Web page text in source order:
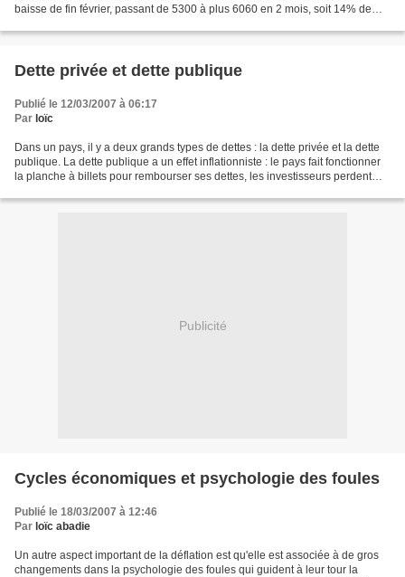
baisse de fin février, passant de 5300 à plus 6060 en 2 mois, soit 14% de
Dette privée et dette publique
Publié le 12/03/2007 à 06:17
Par loïc
Dans un pays, il y a deux grands types de dettes : la dette privée et la dette
publique. La dette publique a un effet inflationniste : le pays fait fonctionner
la planche à billets pour rembourser ses dettes, les investisseurs perdent
Publicité
Cycles économiques et psychologie des foules
Publié le 18/03/2007 à 12:46
Par loïc abadie
Un autre aspect important de la déflation est qu'elle est associée à de gros
changements dans la psychologie des foules qui guident à leur tour la